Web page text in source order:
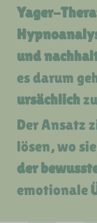
Yager-
und
es darum
ursächlich
Der Ansatz
lösen, wo
der
emotionale